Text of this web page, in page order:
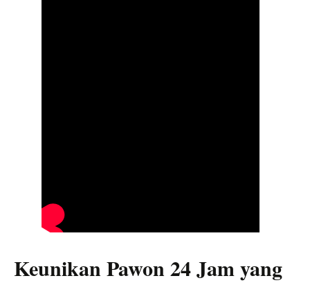
Keunikan Pawon 24 Jam yang